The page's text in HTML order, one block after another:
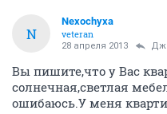
N
Nexochyxa
veteran
28 апреля 2013
Вы пишите,что у Вас
солнечная,светлая
ошибаюсь.У меня